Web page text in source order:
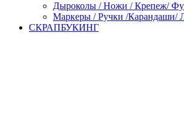
Дыроколы / Ножи / Крепеж/
Маркеры / Ручки /Карандаши/
СКРАПБУКИНГ